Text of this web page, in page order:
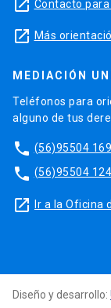
launch Contacto
launch Más
MEDIACIÓN
Teléfonos para
alguno de tus
phone (56)95504
phone (56)95504
launch Ir a la Oficina
Diseño y desarrollo: